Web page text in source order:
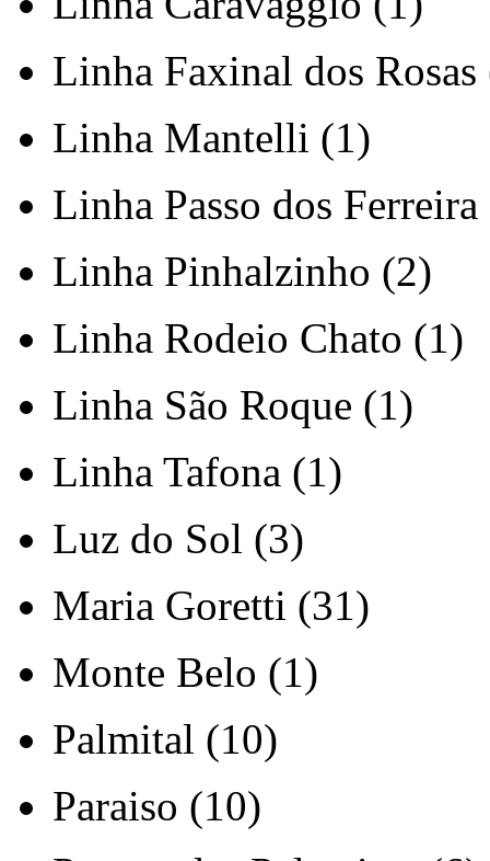
Linha Faxinal dos Rosas
Linha Mantelli (1)
Linha Passo dos
Linha Pinhalzinho (2)
Linha Rodeio Chato (1)
Linha São Roque (1)
Linha Tafona (1)
Luz do Sol (3)
Maria Goretti (31)
Monte Belo (1)
Palmital (10)
Paraiso (10)